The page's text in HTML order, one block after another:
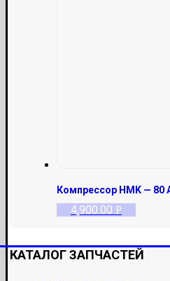
Компрессор HMK — 80
4,900.00 Р
КАТАЛОГ ЗАПЧАСТЕЙ